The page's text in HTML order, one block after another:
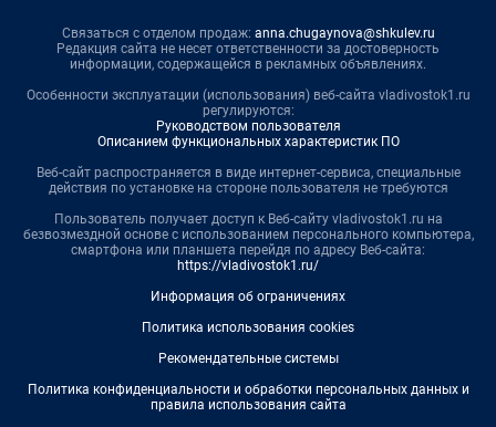
Связаться с отделом продаж: anna.chugaynova@shkulev.ru
Редакция сайта не несет ответственности за достоверность
информации, содержащейся в рекламных объявлениях.
Особенности эксплуатации (использования) веб-сайта vladivostok1.ru
регулируются:
Руководством пользователя
Описанием функциональных характеристик ПО
Веб-сайт распространяется в виде интернет-сервиса, специальные
действия по установке на стороне пользователя не требуются
Пользователь получает доступ к Веб-сайту vladivostok1.ru на
безвозмездной основе с использованием персонального компьютера,
смартфона или планшета перейдя по адресу Веб-сайта:
https://vladivostok1.ru/
Информация об ограничениях
Политика использования cookies
Рекомендательные системы
Политика конфиденциальности и обработки персональных данных и
правила использования сайта